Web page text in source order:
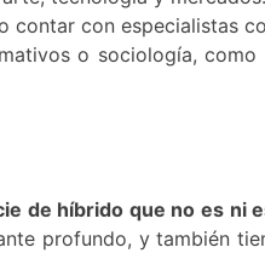
con especialistas
o sociología,
de híbrido que no es ni
profundo, y también